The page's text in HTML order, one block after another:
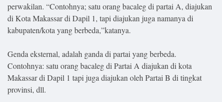
perwakilan. “Contohnya; satu orang bacaleg di partai A, diajukan
di Kota Makassar di Dapil 1, tapi diajukan juga namanya di
kabupaten/kota yang berbeda,”katanya.
Genda eksternal, adalah ganda di partai yang berbeda.
Contohnya: satu orang bacaleg di Partai A diajukan di kota
Makassar di Dapil 1 tapi juga diajukan oleh Partai B di tingkat
provinsi, dll.